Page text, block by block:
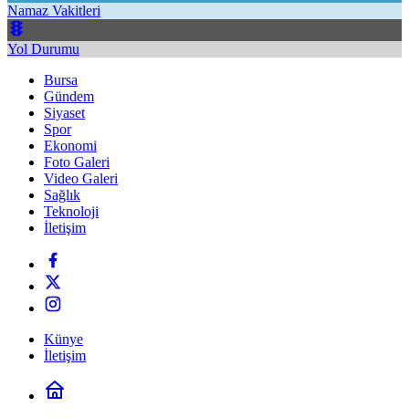
Namaz Vakitleri
Yol Durumu
Bursa
Gündem
Siyaset
Spor
Ekonomi
Foto Galeri
Video Galeri
Sağlık
Teknoloji
İletişim
Künye
İletişim